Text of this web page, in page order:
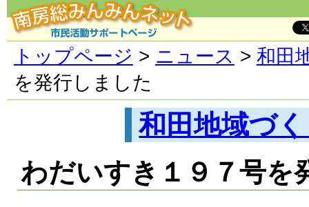
トップページ > ニュース > 和田
を発行しました
和田地域づ
わだいすき１９７号を